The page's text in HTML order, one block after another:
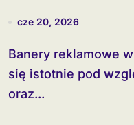
cze 20, 2026
Banery reklamowe w modelu B2B i B2C różnią
się istotnie pod
oraz...